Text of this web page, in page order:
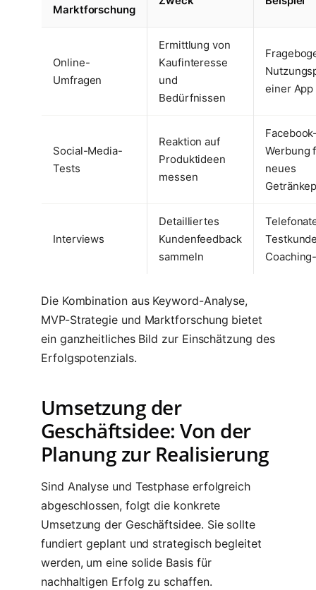
Marktforschung
Online-
Umfragen
Ermittlung von
Kaufinteresse
und
Bedürfnissen
einer App
Social-Media-
Tests
Reaktion auf
Produktideen
messen
Werbung
neues
Interviews
Detailliertes
Kundenfeedback
sammeln
Die Kombination aus Keyword-Analyse,
MVP-Strategie und Marktforschung bietet
ein ganzheitliches Bild zur Einschätzung des
Erfolgspotenzials.
Umsetzung der
Geschäftsidee: Von der
Planung zur Realisierung
Sind Analyse und Testphase erfolgreich
abgeschlossen, folgt die konkrete
Umsetzung der Geschäftsidee. Sie sollte
fundiert geplant und strategisch begleitet
werden, um eine solide Basis für
nachhaltigen Erfolg zu schaffen.